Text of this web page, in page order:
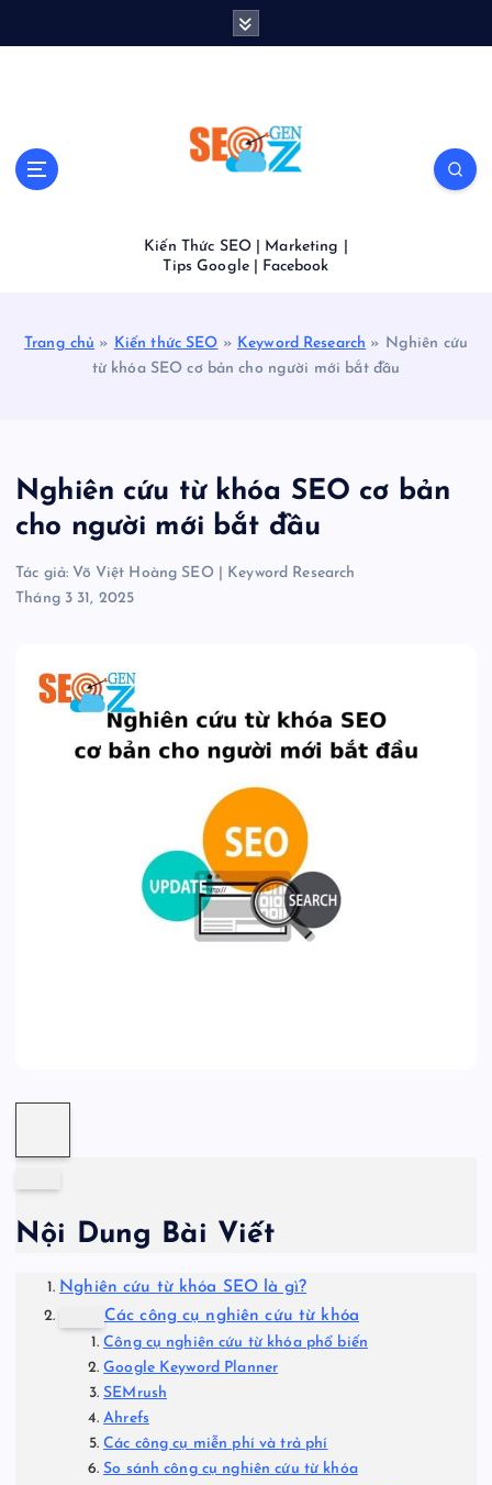
Kiến Thức SEO | Marketing |
Tips Google | Facebook
Trang chủ » Kiến thức SEO » Keyword Research » Nghiên cứu
từ khóa SEO cơ bản cho người mới bắt đầu
Nghiên cứu từ khóa SEO cơ bản
cho người mới bắt đầu
Tác giả: Võ Việt Hoàng SEO
Keyword Research
Tháng 3 31, 2025
Nội Dung Bài Viết
Nghiên cứu từ khóa SEO là gì?
Các công cụ nghiên cứu từ khóa
Công cụ nghiên cứu từ khóa phổ biến
Google Keyword Planner
SEMrush
Ahrefs
Các công cụ miễn phí và trả phí
So sánh công cụ nghiên cứu từ khóa